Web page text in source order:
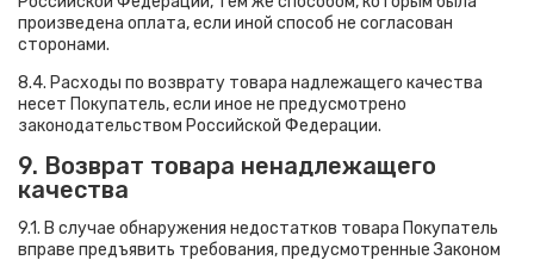
произведена оплата, если иной способ не согласован
сторонами.
8.4. Расходы по возврату товара надлежащего качества
несет Покупатель, если иное не предусмотрено
законодательством Российской Федерации.
9. Возврат товара ненадлежащего
качества
9.1. В случае обнаружения недостатков товара Покупатель
вправе предъявить требования, предусмотренные Законом